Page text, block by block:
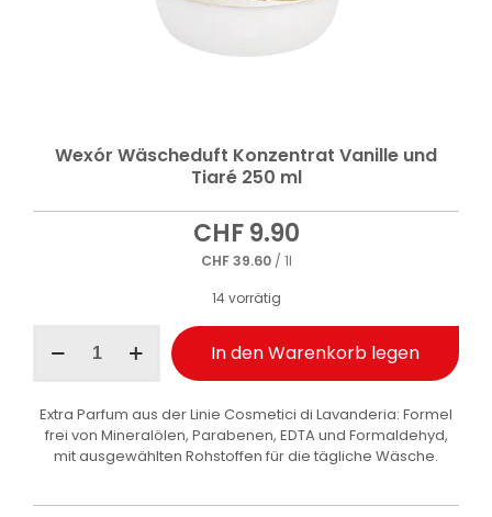
Wexór Wäscheduft Konzentrat Vanille und
Tiaré 250 ml
CHF9.90
CHF39.60/ 1l
14 vorrätig
Wäscheduft
und
Tiaré
250
Menge
In den Warenkorb legen
Extra Parfum aus der Linie Cosmetici di Lavanderia: Formel
frei von Mineralölen, Parabenen, EDTA und Formaldehyd,
mit ausgewählten Rohstoffen für die tägliche Wäsche.